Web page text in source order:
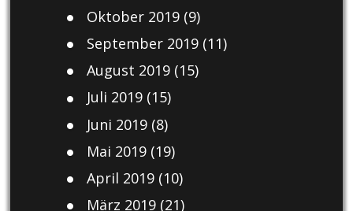
Oktober 2019(9)
September 2019(11)
August 2019(15)
Juli 2019(15)
Juni 2019(8)
Mai 2019(19)
April 2019(10)
März 2019(21)